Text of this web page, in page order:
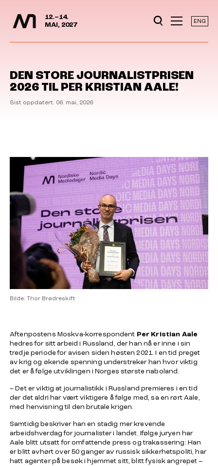
Hopp til hovedinnhold
12.–14.
MAI, 2027
ENG
DEN STORE JOURNALISTPRISEN
2026 TIL PER KRISTIAN AALE!
Sist oppdatert: 06. mai, 2026
Bilde: Thor Brødreskift
Aftenpostens Moskva-korrespondent Per Kristian Aale
hedres for sitt arbeid i Russland, der han nå er inne i sin
tredje periode for avisen siden høsten 2021. I en tid preget
av krig og økende spenning understreker han hvor viktig
det er å følge utviklingen i Norges største naboland.
– Det er viktig at journalistikk i Russland premieres i en tid
der det aldri har vært viktigere å følge med, sa en rørt Aale,
med henvisning til den brutale krigen.
Samtidig beskriver han en stadig mer krevende
arbeidshverdag for journalister i landet. Ifølge juryen har
Aale blitt utsatt for omfattende press og trakassering: Han
er blitt avhørt over 50 ganger av russisk sikkerhetspoliti, har
hatt agenter på besøk i hjemmet sitt, blitt fysisk angrepet –